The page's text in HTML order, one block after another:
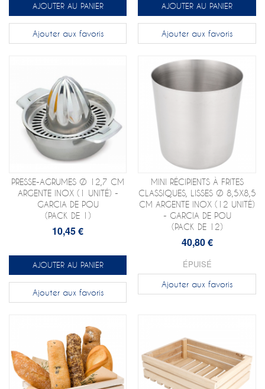
AJOUTER AU PANIER
Ajouter aux favoris
AJOUTER AU PANIER
Ajouter aux favoris
PRESSE-AGRUMES Ø 12,7 CM
ARGENTE INOX (1 UNITÉ) -
GARCIA DE POU
(PACK DE 1)
10,45 €
AJOUTER AU PANIER
Ajouter aux favoris
MINI RÉCIPIENTS À FRITES
CLASSIQUES, LISSES Ø 8,5X8,5
CM ARGENTE INOX (12 UNITÉ)
- GARCIA DE POU
(PACK DE 12)
40,80 €
ÉPUISÉ
Ajouter aux favoris